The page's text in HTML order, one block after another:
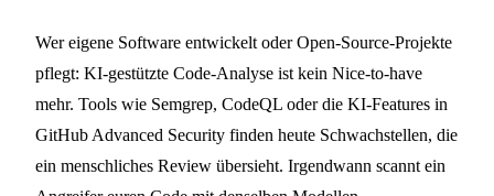
Wer eigene Software entwickelt oder Open-Source-Projekte
pflegt: KI-gestützte Code-Analyse ist kein Nice-to-have
mehr. Tools wie Semgrep, CodeQL oder die KI-Features in
GitHub Advanced Security finden heute Schwachstellen, die
ein menschliches Review übersieht. Irgendwann scannt ein